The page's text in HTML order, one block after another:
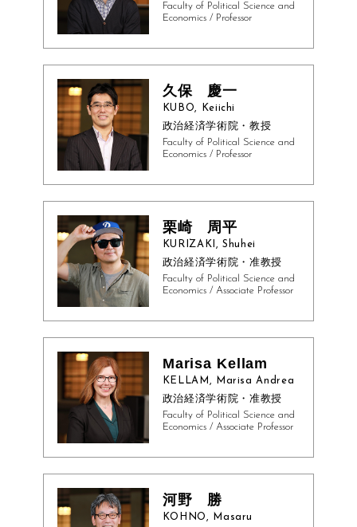
Faculty of Political Science and
Economics / Professor
久保 慶一
KUBO, Keiichi
政治経済学術院・教授
Faculty of Political Science and
Economics / Professor
栗崎 周平
KURIZAKI, Shuhei
政治経済学術院・准教授
Faculty of Political Science and
Economics / Associate Professor
Marisa Kellam
KELLAM, Marisa Andrea
政治経済学術院・准教授
Faculty of Political Science and
Economics / Associate Professor
河野 勝
KOHNO, Masaru